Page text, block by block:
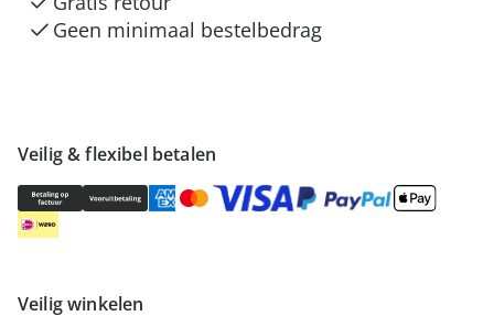
Veilig & flexibel betalen
Veilig winkelen
Geen minimaal bestelbedrag